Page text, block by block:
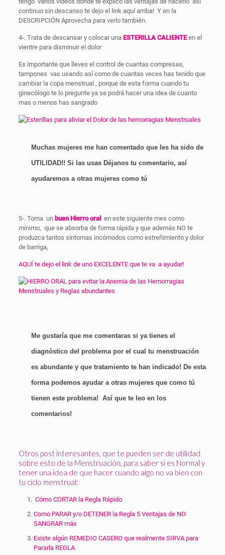
continuo sin descanso te dejo el link aquí arriba! Y en la
DESCRIPCIÓN Aprovecha para verlo también.
4-. Trata de descansar y colocar una ESTERILLA CALIENTE en el
vientre para disminuir el dolor
Es importante que lleves el control de cuantas compresas,
tampones vas usando así como de cuantas veces has tenido que
cambiar la copa menstrual , porque de esta forma cuando tu
ginecólogo te lo pregunte ya se podrá hacer una idea de cuanto
mas o menos has sangrado
Muchas mujeres me han comentado que les ha sido de
UTILIDAD!! Si las usas Déjanos tu comentario, así
ayudaremos a otras mujeres como tú
5-. Toma un buen Hierro oral en este siguiente mes como
mínimo, que se absorba de forma rápida y que además NO te
produzca tantos síntomas incómodos como estreñimiento y dolor
de barriga,
AQUÍ te dejo el link de uno EXCELENTE que te va a ayudar!
Me gustaría que me comentaras si ya tienes el
diagnóstico del problema por el cual tu menstruación
es abundante y que tratamiento te han indicado! De esta
forma podemos ayudar a otras mujeres que como tú
tienen este problema! Así que te leo en los
comentarios!
Otros post interesantes, que te pueden ser de utilidad
sobre esto de la Menstruación, para saber si es Normal y
tener una idea de que hacer cuando algo no va bien con
tu ciclo menstrual:
Cómo CORTAR la Regla Rápido
Como PARAR y/o DETENER la Regla 5 Ventajas de NO
SANGRAR más
Existe algún REMEDIO CASERO que realmente SIRVA para
Pararla REGLA